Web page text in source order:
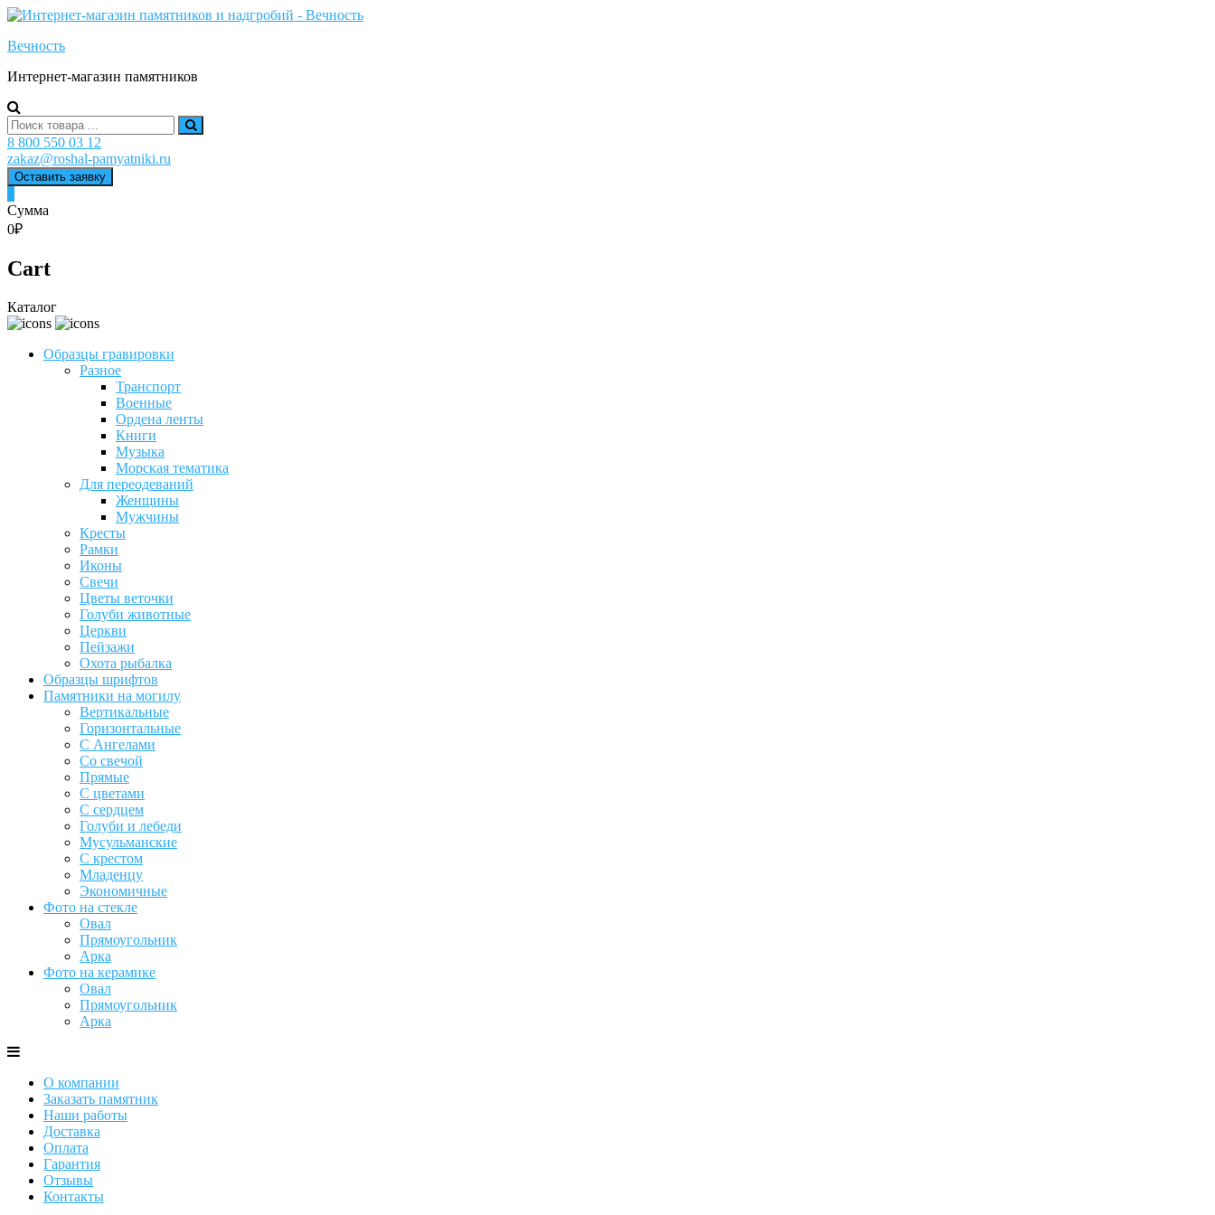
Skip
content
Вечность
Интернет-магазин памятников
Search
for:
8 800 550 03 12
zakaz@roshal-pamyatniki.ru
Оставить заявку
Сумма
0₽
Cart
Каталог
Образцы гравировки
Разное
Транспорт
Военные
Ордена ленты
Книги
Музыка
Морская тематика
Для переодеваний
Женщины
Мужчины
Кресты
Рамки
Иконы
Свечи
Цветы веточки
Голуби животные
Церкви
Пейзажи
Охота рыбалка
Образцы шрифтов
Памятники на могилу
Вертикальные
Горизонтальные
С Ангелами
Со свечой
Прямые
С цветами
С сердцем
Голуби и лебеди
Мусульманские
С крестом
Младенцу
Экономичные
Фото на стекле
Овал
Прямоугольник
Арка
Фото на керамике
Овал
Прямоугольник
Арка
О компании
Заказать памятник
Наши работы
Доставка
Оплата
Гарантия
Отзывы
Контакты